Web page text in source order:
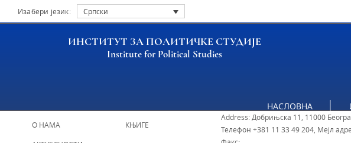
Изабери језик: Српски
ИНСТИТУТ ЗА ПОЛИТИЧКЕ СТУДИЈЕ
Institute for Political Studies
НАСЛОВНА
О НАМА КЊИГЕ
ИПС - Институт за политичке
Address: Добрињска 11, 11000
Телефон +381 11 33 49 204, Мејл